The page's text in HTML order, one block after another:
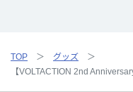
TOP
グッズ
【VOLTACTION 2nd